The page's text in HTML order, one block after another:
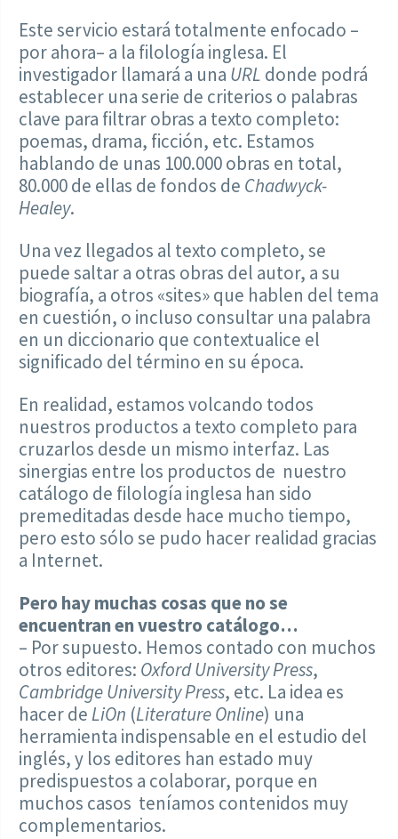
Este servicio estará totalmente enfocado –
por ahora– a la filología inglesa. El
investigador llamará a una URL donde podrá
establecer una serie de criterios o palabras
clave para filtrar obras a texto completo:
poemas, drama, ficción, etc. Estamos
hablando de unas 100.000 obras en total,
80.000 de ellas de fondos de Chadwyck-
Healey.
Una vez llegados al texto completo, se
puede saltar a otras obras del autor, a su
biografía, a otros «sites» que hablen del tema
en cuestión, o incluso consultar una palabra
en un diccionario que contextualice el
significado del término en su época.
En realidad, estamos volcando todos
nuestros productos a texto completo para
cruzarlos desde un mismo interfaz. Las
sinergias entre los productos de nuestro
catálogo de filología inglesa han sido
premeditadas desde hace mucho tiempo,
pero esto sólo se pudo hacer realidad gracias
a Internet.
Pero hay muchas cosas que no se
encuentran en vuestro catálogo…
– Por supuesto. Hemos contado con muchos
otros editores: Oxford University Press,
Cambridge University Press, etc. La idea es
hacer deLiOn (Literature Online) una
herramienta indispensable en el estudio del
inglés, y los editores han estado muy
predispuestos a colaborar, porque en
muchos casos teníamos contenidos muy
complementarios.